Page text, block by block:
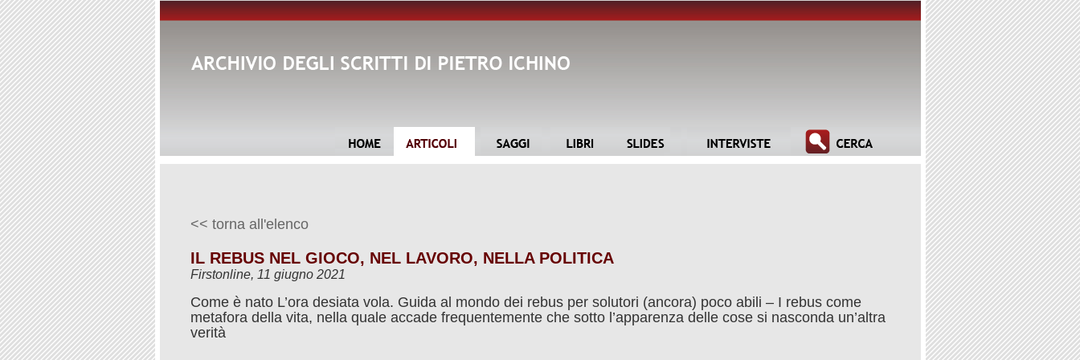
<< torna all'elenco
IL REBUS NEL GIOCO, NEL LAVORO, NELLA POLITICA
Firstonline, 11 giugno 2021
Come è nato L’ora desiata vola. Guida al mondo dei rebus per solutori (ancora) poco abili – I rebus come
metafora della vita, nella quale accade frequentemente che sotto l’apparenza delle cose si nasconda un’altra
verità